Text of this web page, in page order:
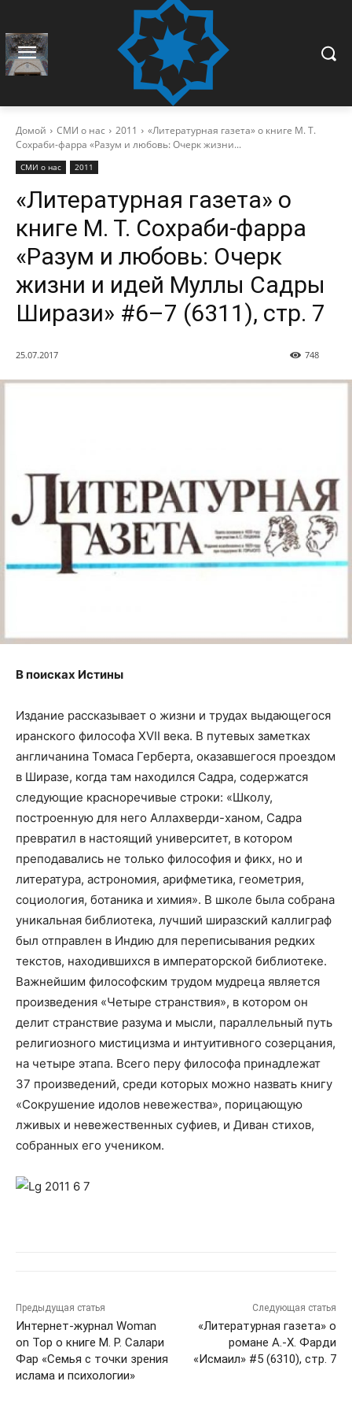
Домой СМИ о нас 2011
«Литературная газета» о книге М. Т.
Сохраби-фарра «Разум и любовь: Очерк жизни...
СМИ о нас 2011
«Литературная газета» о
книге М. Т. Сохраби-фарра
«Разум и любовь: Очерк
жизни и идей Муллы Садры
Ширази» #6–7 (6311), стр. 7
25.07.2017 748
В поисках Истины
Издание рассказывает о жизни и трудах выдающегося
иранского философа XVII века. В путевых заметках
англичанина Томаса Герберта, оказавшегося проездом
в Ширазе, когда там находился Садра, содержатся
следующие красноречивые строки: «Школу,
построенную для него Аллахверди-ханом, Садра
превратил в настоящий университет, в котором
преподавались не только философия и фикх, но и
литература, астрономия, арифметика, геометрия,
социология, ботаника и химия». В школе была собрана
уникальная библиотека, лучший ширазский каллиграф
был отправлен в Индию для переписывания редких
текстов, находившихся в императорской библиотеке.
Важнейшим философским трудом мудреца является
произведения «Четыре странствия», в котором он
делит странствие разума и мысли, параллельный путь
религиозного мистицизма и интуитивного созерцания,
на четыре этапа. Всего перу философа принадлежат
37 произведений, среди которых можно назвать книгу
«Сокрушение идолов невежества», порицающую
лживых и невежественных суфиев, и Диван стихов,
собранных его учеником.
Предыдущая статья
Интернет-журнал Woman
on Top о книге М. Р. Салари
Фар «Семья с точки зрения
ислама и психологии»
Следующая статья
«Литературная газета» о
романе А.-Х. Фарди
«Исмаил» #5 (6310), стр. 7